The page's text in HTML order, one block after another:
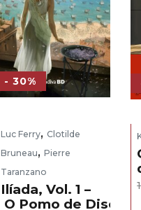
- 30%
Luc Ferry,Clotilde
Bruneau,Pierre
Taranzano
Ilíada, Vol. 1 –
O Pomo de